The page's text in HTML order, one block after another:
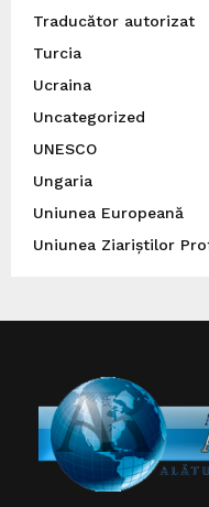
Traducător autorizat
Turcia
Ucraina
Uncategorized
UNESCO
Ungaria
Uniunea Europeană
Uniunea Ziariștilor